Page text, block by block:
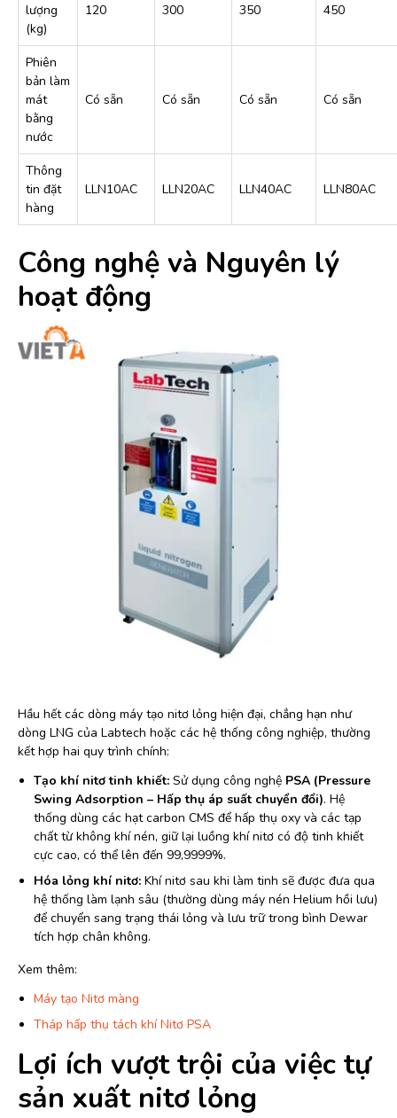
lượng
(kg)
120 300 350 450
Phiên
bản làm
mát
bằng
nước
Có sẵn Có sẵn Có sẵn Có sẵn
Thông
tin đặt
hàng
LLN10AC LLN20AC LLN40AC LLN80AC
Công nghệ và Nguyên lý
hoạt động
Hầu hết các dòng máy tạo nitơ lỏng hiện đại, chẳng hạn như
dòng LNG của Labtech hoặc các hệ thống công nghiệp, thường
kết hợp hai quy trình chính:
Tạo khí nitơ tinh khiết: Sử dụng công nghệ PSA (Pressure
Swing Adsorption – Hấp thụ áp suất chuyển đổi). Hệ
thống dùng các hạt carbon CMS để hấp thụ oxy và các tạp
chất từ không khí nén, giữ lại luồng khí nitơ có độ tinh khiết
cực cao, có thể lên đến 99,9999%.
Hóa lỏng khí nitơ: Khí nitơ sau khi làm tinh sẽ được đưa qua
hệ thống làm lạnh sâu (thường dùng máy nén Helium hồi lưu)
để chuyển sang trạng thái lỏng và lưu trữ trong bình Dewar
tích hợp chân không.
Xem thêm:
Máy tạo Nitơ màng
Tháp hấp thụ tách khí Nitơ PSA
Lợi ích vượt trội của việc tự
sản xuất nitơ lỏng